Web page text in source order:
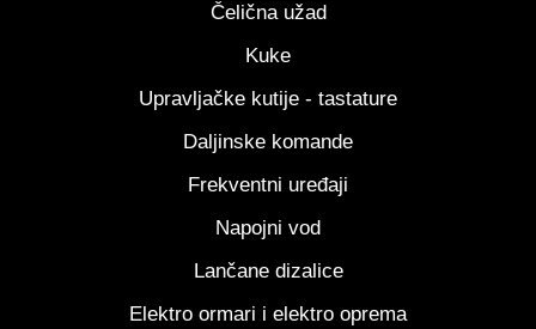
Čelična užad
Kuke
Upravljačke kutije - tastature
Daljinske komande
Frekventni uređaji
Napojni vod
Lančane dizalice
Elektro ormari i elektro oprema